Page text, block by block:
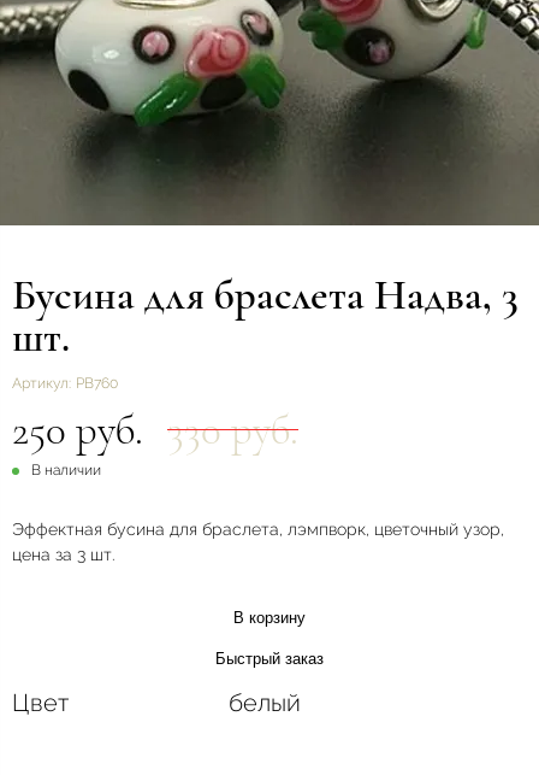
Бусина для браслета Надва, 3
шт.
Артикул: РВ760
250 руб. 330 руб.
В наличии
Эффектная бусина для браслета, лэмпворк, цветочный узор,
цена за 3 шт.
В корзину
Быстрый заказ
Цвет белый